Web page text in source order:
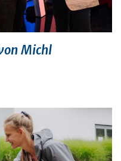
Michl